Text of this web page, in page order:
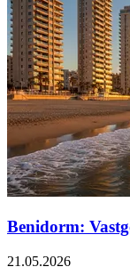
Benidorm:
21.05.2026